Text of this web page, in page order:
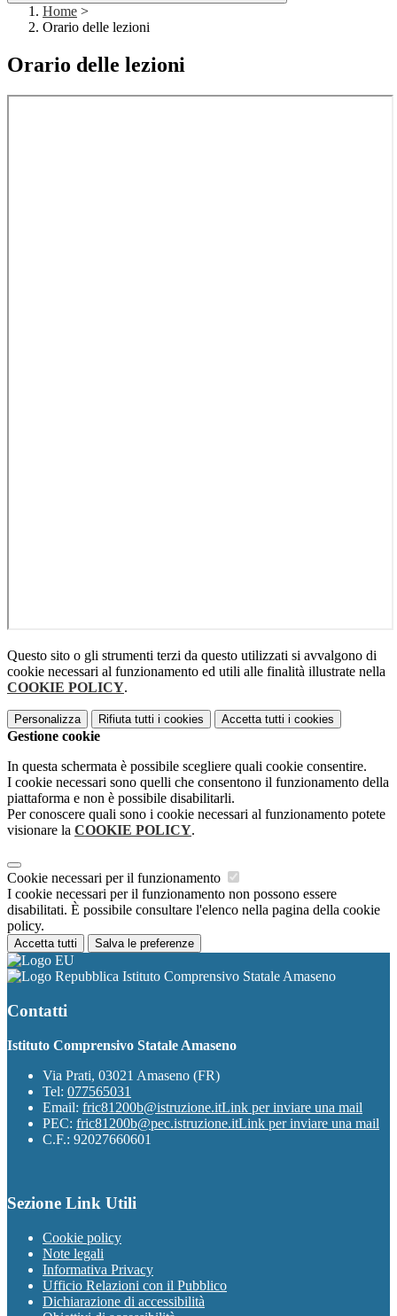
Home >
Orario delle lezioni
Orario delle lezioni
Questo sito o gli strumenti terzi da questo utilizzati si avvalgono di
cookie necessari al funzionamento ed utili alle finalità illustrate nella
COOKIE POLICY.
Personalizza Rifiuta tutti i cookies Accetta tutti i cookies
Gestione cookie
In questa schermata è possibile scegliere quali cookie consentire.
I cookie necessari sono quelli che consentono il funzionamento della
piattaforma e non è possibile disabilitarli.
Per conoscere quali sono i cookie necessari al funzionamento potete
visionare la COOKIE POLICY.
Cookie necessari per il funzionamento
I cookie necessari per il funzionamento non possono essere
disabilitati. È possibile consultare l'elenco nella pagina della cookie
policy.
Accetta tutti Salva le preferenze
Istituto Comprensivo Statale Amaseno
Contatti
Istituto Comprensivo Statale Amaseno
Via Prati, 03021 Amaseno (FR)
Tel: 077565031
Email: fric81200b@istruzione.itLink per inviare una mail
PEC: fric81200b@pec.istruzione.itLink per inviare una mail
C.F.: 92027660601
Sezione Link Utili
Cookie policy
Note legali
Informativa Privacy
Ufficio Relazioni con il Pubblico
Dichiarazione di accessibilità